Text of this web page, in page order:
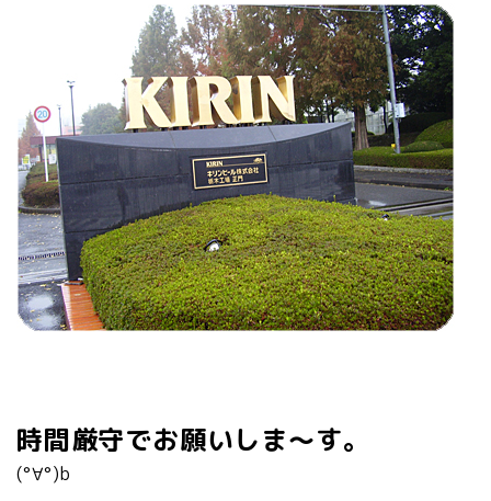
時間厳守でお願いしま～す。
(°∀°)b